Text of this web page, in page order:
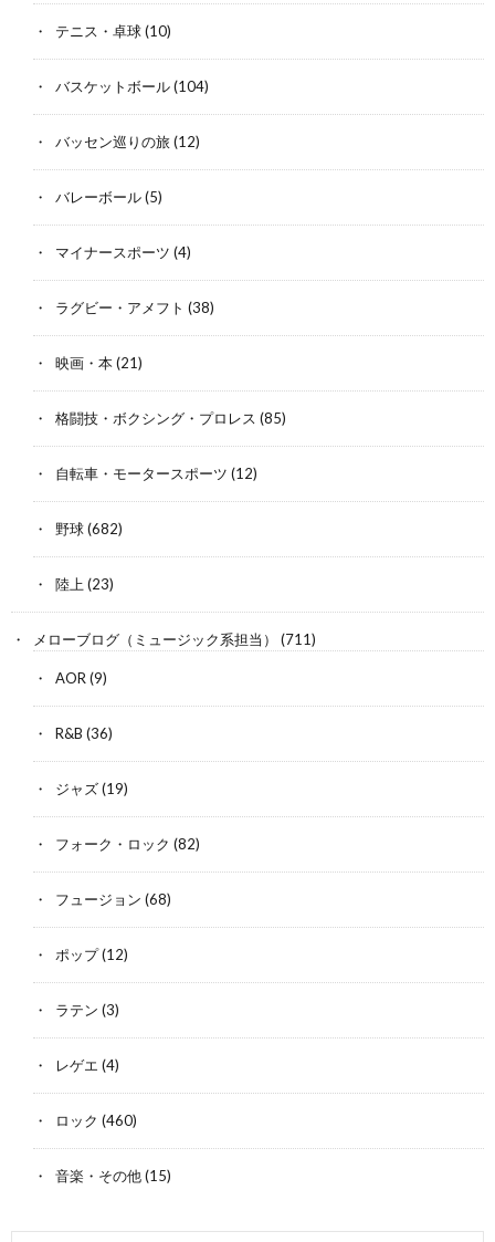
テニス・卓球(10)
バスケットボール(104)
バッセン巡りの旅(12)
バレーボール(5)
マイナースポーツ (4)
ラグビー・アメフト (38)
映画・本(21)
格闘技・ボクシング・プロレス (85)
自転車・モータースポーツ (12)
野球(682)
陸上 (23)
メローブログ（ミュージック系担当） (711)
AOR (9)
R&B (36)
ジャズ(19)
フォーク・ロック (82)
フュージョン (68)
ポップ(12)
ラテン (3)
レゲエ (4)
ロック (460)
音楽・その他(15)